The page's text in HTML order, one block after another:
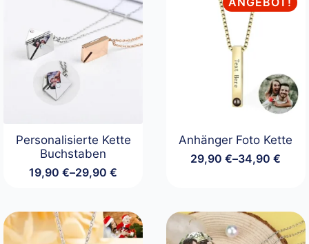
Personalisierte Kette
Buchstaben
19,90€–29,90€
Preisspanne:
29,90 €
Anhänger Foto Kette
29,90€–34,90€
Preisspanne: